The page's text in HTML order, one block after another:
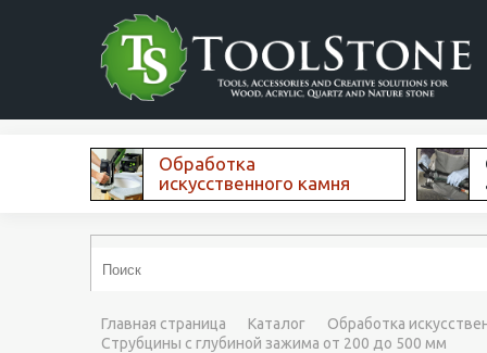
Обработка
искусственного камня
Главная страница Каталог
Обработка
Струбцины с глубиной зажима от 200 до 500 мм